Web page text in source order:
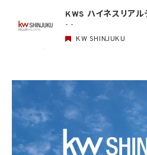
5. 個人情報の適正な取得
5.1 当社は、適正に個人情報を取得し、偽りその
(1) 第4.1項第1号から第4号までのいずれかに該
(2) 学術研究機関等から要配慮個人情報を取得
を学術研究目的で取得する必要があるとき（当
部が学術研究目的である場合を含み、個人の権
場合を除きます。）（当該個人情報取扱事業者
究を行う場合に限ります。）
(3) 当該要配慮個人情報が、本人、国の機関、地
KWS ハイネスリアル
- -
KW SHINJUKU